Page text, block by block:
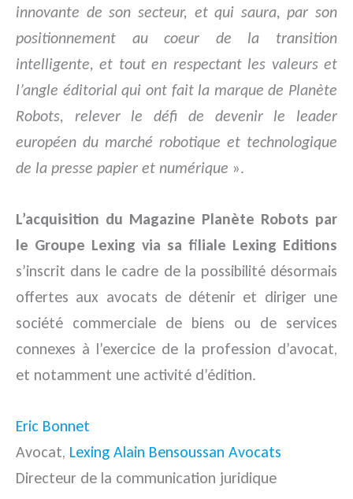
innovante de son secteur, et qui saura, par son
positionnement au coeur de la transition
intelligente, et tout en respectant les valeurs et
l’angle éditorial qui ont fait la marque de Planète
Robots, relever le défi de devenir le leader
européen du marché robotique et technologique
de la presse papier et numérique ».
L’acquisition du Magazine Planète Robots par
le Groupe Lexing via sa filiale Lexing Editions
s’inscrit dans le cadre de la possibilité désormais
offertes aux avocats de détenir et diriger une
société commerciale de biens ou de services
connexes à l’exercice de la profession d’avocat,
et notamment une activité d’édition.
Eric Bonnet
Avocat, Lexing Alain Bensoussan Avocats
Directeur de la communication juridique